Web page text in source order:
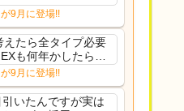
9月に登場!!
えたら全タイプ必要
も何年かしたら来
したい育てたいっ
らないのがこのゲ
9月に登場!!
いたんですが実は